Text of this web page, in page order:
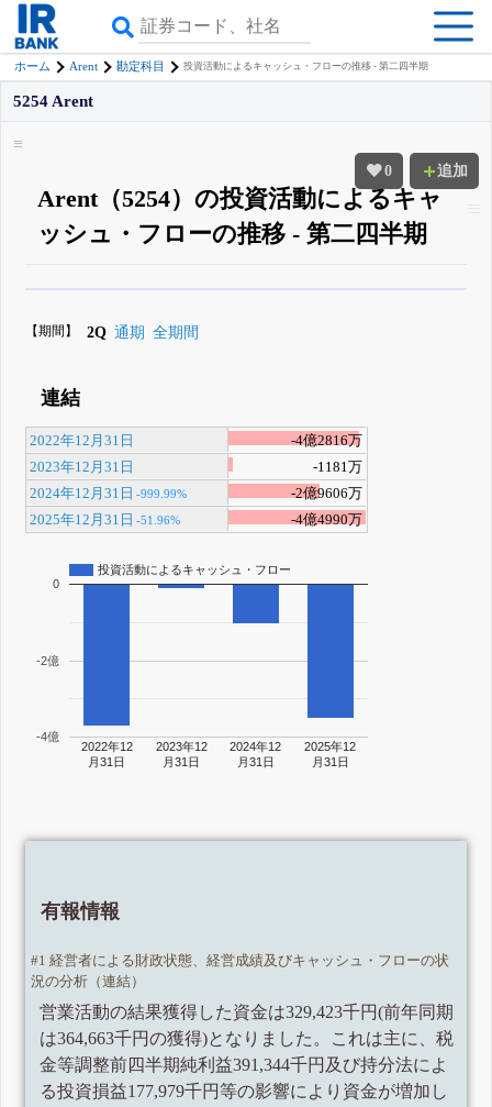
ホーム Arent 勘定科目 投資活動によるキャッシュ・フローの推移 - 第二四半期
0 追加
5254 Arent
Arent（5254）の投資活動によるキャ
ッシュ・フローの推移 - 第二四半期
詳しく見られる 無料でβ版をはじめる
【期間】 2Q 通期 全期間
連結
2022年12月31日
-4億2816万
2023年12月31日
-1181万
2024年12月31日 -999.99%
-2億9606万
2025年12月31日 -51.96% -4億4990万
投資活動によるキャッシュ・フロー
2022年12
月31日
2023年12
月31日
2024年12
月31日
2025年12
月31日
-4億
-2億
0
有報情報
#1 経営者による財政状態、経営成績及びキャッシュ・フローの状
況の分析（連結）
営業活動の結果獲得した資金は329,423千円(前年同期
は364,663千円の獲得)となりました。これは主に、税
金等調整前四半期純利益391,344千円及び持分法によ
る投資損益177,979千円等の影響により資金が増加し